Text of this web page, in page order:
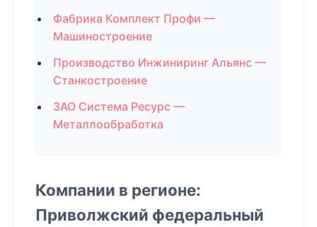
Фабрика Комплект Профи —
Машиностроение
Производство Инжиниринг Альянс —
Станкостроение
ЗАО Система Ресурс —
Металлообработка
Компании в регионе:
Приволжский федеральный